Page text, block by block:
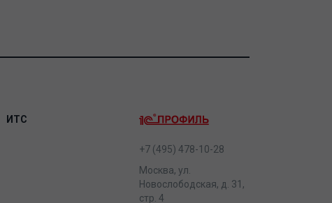
ИТС
+7 (495) 478-10-28
Москва, ул.
Новослободская, д. 31,
стр. 4